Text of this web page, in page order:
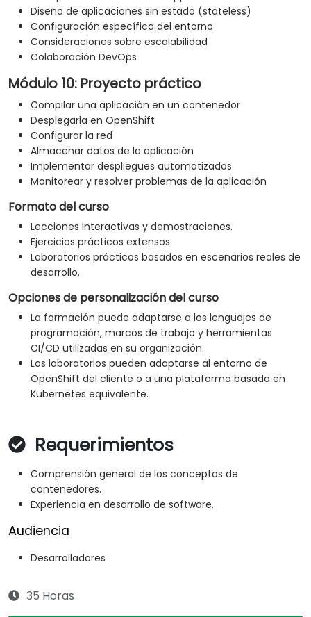
Diseño de aplicaciones sin estado (stateless)
Configuración específica del entorno
Consideraciones sobre escalabilidad
Colaboración DevOps
Módulo 10: Proyecto práctico
Compilar una aplicación en un contenedor
Desplegarla en OpenShift
Configurar la red
Almacenar datos de la aplicación
Implementar despliegues automatizados
Monitorear y resolver problemas de la aplicación
Formato del curso
Lecciones interactivas y demostraciones.
Ejercicios prácticos extensos.
Laboratorios prácticos basados en escenarios reales de
desarrollo.
Opciones de personalización del curso
La formación puede adaptarse a los lenguajes de
programación, marcos de trabajo y herramientas
CI/CD utilizadas en su organización.
Los laboratorios pueden adaptarse al entorno de
OpenShift del cliente o a una plataforma basada en
Kubernetes equivalente.
Requerimientos
Comprensión general de los conceptos de
contenedores.
Experiencia en desarrollo de software.
Audiencia
Desarrolladores
35 Horas